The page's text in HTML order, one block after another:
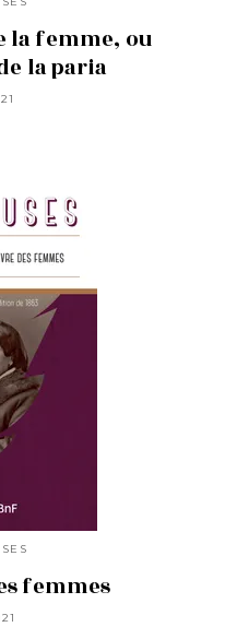
la femme, ou
la paria
femmes